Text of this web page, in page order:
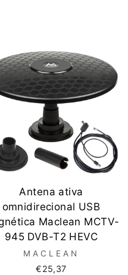
Antena ativa
omnidirecional USB
Maclean MCTV-
945 DVB-T2 HEVC
MACLEAN
€25,37